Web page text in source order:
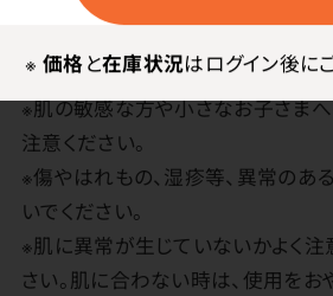
※ 価格と在庫状況はログイン後に
せん。
※肌の敏感な方や小さなお子さま
注意ください。
※傷やはれもの、湿疹等、異常のあ
いでください。
※肌に異常が生じていないかよく注
さい。肌に合わない時は、使用をお